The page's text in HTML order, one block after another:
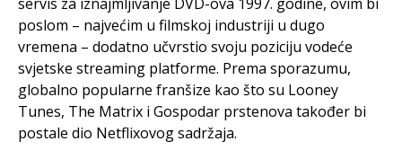
poslom – najvećim u filmskoj industriji u dugo
vremena – dodatno učvrstio svoju poziciju vodeće
svjetske streaming platforme. Prema sporazumu,
globalno popularne franšize kao što su Looney
Tunes, The Matrix i Gospodar prstenova također bi
postale dio Netflixovog sadržaja.